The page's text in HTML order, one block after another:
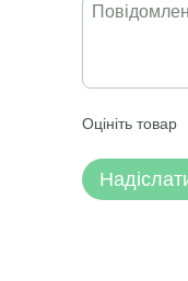
Оцініть товар